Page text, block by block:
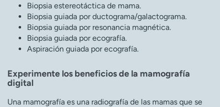
Biopsia estereotáctica de mama.
Biopsia guiada por ductograma/galactograma.
Biopsia guiada por resonancia magnética.
Biopsia guiada por ecografía.
Aspiración guiada por ecografía.
Experimente los beneficios de la mamografía
digital
Una mamografía es una radiografía de las mamas que se